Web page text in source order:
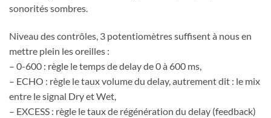
sonorités sombres.
Niveau des contrôles, 3 potentiomètres suffisent à nous en
mettre plein les oreilles :
– 0-600 : règle le temps de delay de 0 à 600 ms,
– ECHO : règle le taux volume du delay, autrement dit : le mix
entre le signal Dry et Wet,
– EXCESS : règle le taux de régénération du delay (feedback)